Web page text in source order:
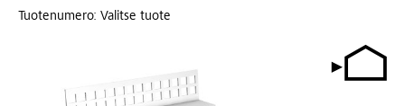
Tuotenumero: Valitse tuote